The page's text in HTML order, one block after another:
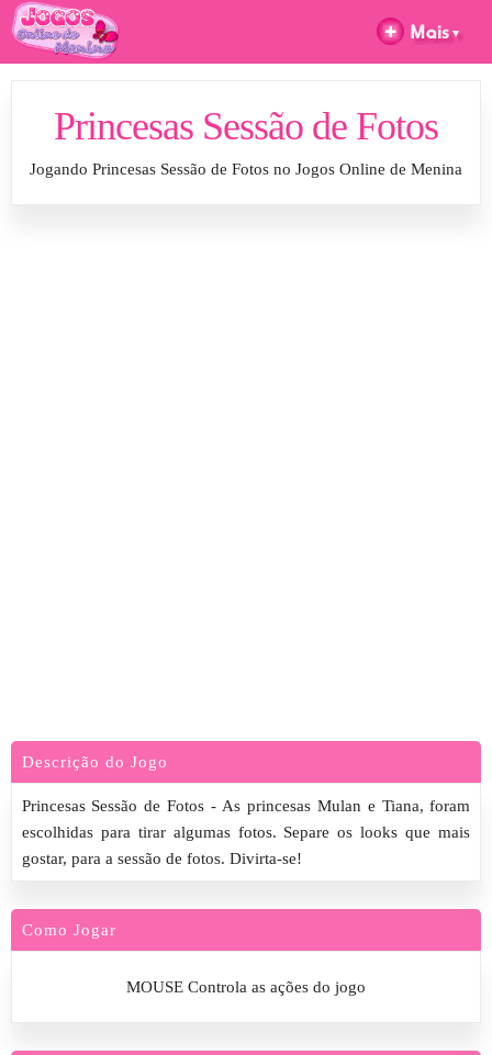
Princesas Sessão de Fotos
Jogando Princesas Sessão de Fotos no Jogos Online de Menina
Descrição do Jogo
Princesas Sessão de Fotos - As princesas Mulan e Tiana, foram
escolhidas para tirar algumas fotos. Separe os looks que mais
gostar, para a sessão de fotos. Divirta-se!
Como Jogar
MOUSE Controla as ações do jogo